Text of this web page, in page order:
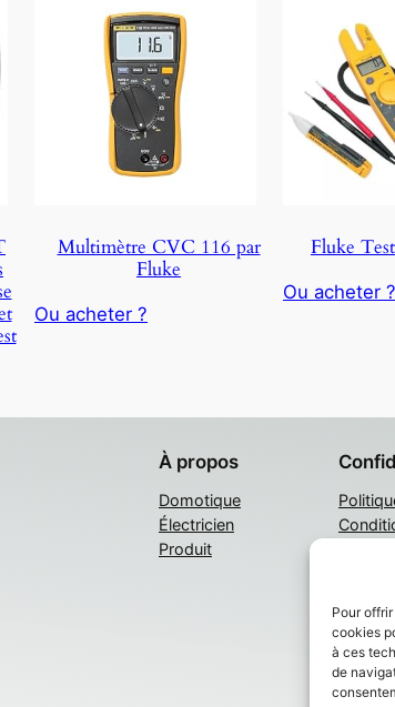
Pour
cookies
à ces
de
Multimètre CVC 116 par
Fluke
Ou acheter ?
Fluke
Ou acheter ?
À propos
Domotique
Électricien
Produit